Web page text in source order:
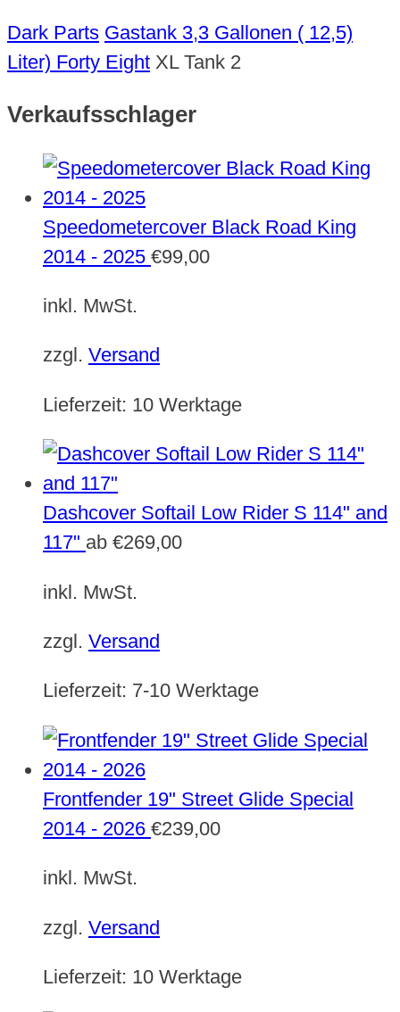
Dark Parts Gastank 3,3 Gallonen ( 12,5)
Liter) Forty Eight XL Tank 2
Verkaufsschlager
Speedometercover Black Road King
2014 - 2025 €99,00
inkl. MwSt.
zzgl. Versand
Lieferzeit: 10 Werktage
Dashcover Softail Low Rider S 114" and
117" ab €269,00
inkl. MwSt.
zzgl. Versand
Lieferzeit: 7-10 Werktage
Frontfender 19" Street Glide Special
2014 - 2026 €239,00
inkl. MwSt.
zzgl. Versand
Lieferzeit: 10 Werktage